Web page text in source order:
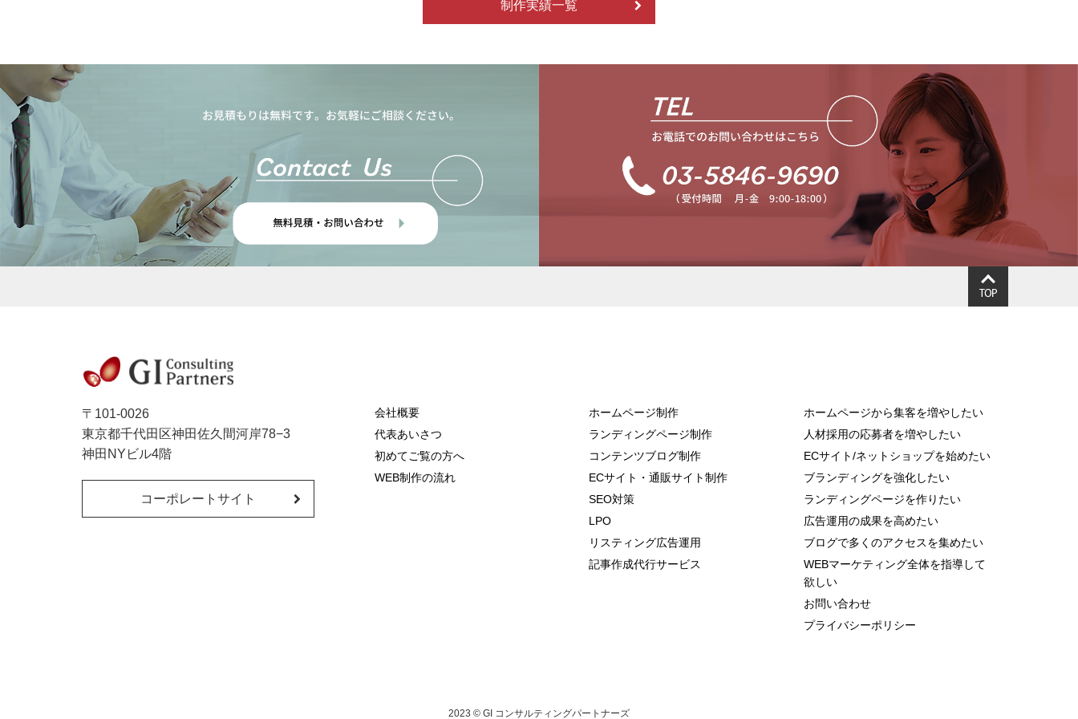
制作実績一覧
〒101-0026
東京都千代田区神田佐久間河岸78−3
神田NYビル4階
コーポレートサイト
会社概要
代表あいさつ
初めてご覧の方へ
WEB制作の流れ
ホームページ制作
ランディングページ制作
コンテンツブログ制作
ECサイト・通販サイト制作
SEO対策
LPO
リスティング広告運用
記事作成代行サービス
ホームページから集客を増やしたい
人材採用の応募者を増やしたい
ECサイト/ネットショップを始めたい
ブランディングを強化したい
ランディングページを作りたい
広告運用の成果を高めたい
ブログで多くのアクセスを集めたい
WEBマーケティング全体を指導して
欲しい
お問い合わせ
プライバシーポリシー
2023 © GI コンサルティングパートナーズ